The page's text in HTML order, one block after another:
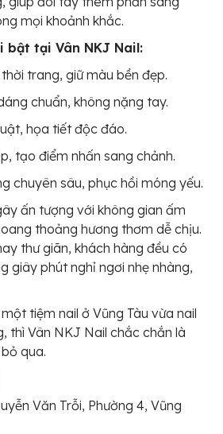
mọi khoảnh khắc.
bật tại Vân NKJ Nail:
trang, giữ màu bền đẹp.
chuẩn, không nặng tay.
họa tiết độc đáo.
tạo điểm nhấn sang chảnh.
chuyên sâu, phục hồi móng yếu.
ấn tượng với không gian ấm
thoảng hương thơm dễ chịu.
thư giãn, khách hàng đều có
giây phút nghỉ ngơi nhẹ nhàng,
tiệm nail ở Vũng Tàu vừa nail
thì Vân NKJ Nail chắc chắn là
qua.
Văn Trỗi, Phường 4, Vũng